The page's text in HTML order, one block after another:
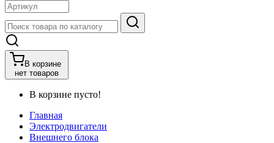
В корзине
нет товаров
В корзине пусто!
Главная
Электродвигатели
Внешнего блока